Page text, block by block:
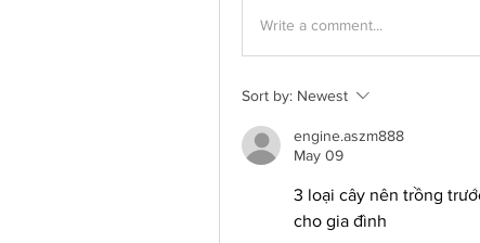
Write a comment...
Sort by: Newest
engine.aszm888
May 09
3 loại cây nên trồng
cho gia đình